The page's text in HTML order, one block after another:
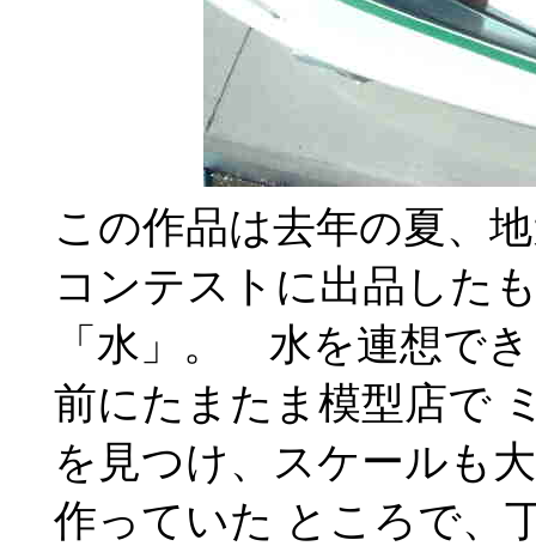
この作品は去年の夏、
コンテストに出品した
「水」。 水を連想で
前にたまたま模型店で
を見つけ、スケールも
作っていた ところで、